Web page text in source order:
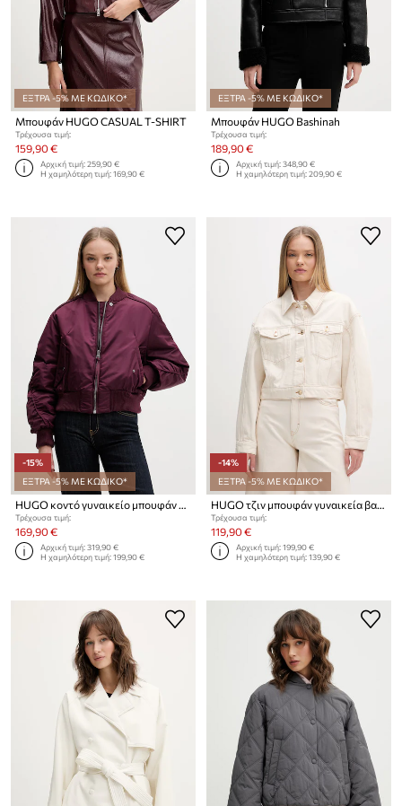
ΕΞΤΡΑ -5% ΜΕ ΚΩΔΙΚΟ*
Μπουφάν HUGO CASUAL T-SHIRT
Τρέχουσα τιμή:
159,90 €
Αρχική τιμή:259,90 €
Η χαμηλότερη τιμή:169,90 €
ΕΞΤΡΑ -5% ΜΕ ΚΩΔΙΚΟ*
Μπουφάν HUGO Bashinah
Τρέχουσα τιμή:
189,90 €
Αρχική τιμή:348,90 €
Η χαμηλότερη τιμή:209,90 €
-15%
ΕΞΤΡΑ -5% ΜΕ ΚΩΔΙΚΟ*
HUGO κοντό γυναικείο μπουφάν Ferida-2
Τρέχουσα τιμή:
169,90 €
Αρχική τιμή:319,90 €
Η χαμηλότερη τιμή:199,90 €
-14%
ΕΞΤΡΑ -5% ΜΕ ΚΩΔΙΚΟ*
HUGO τζιν μπουφάν γυναικεία βαμβακερά Gisolia
Τρέχουσα τιμή:
119,90 €
Αρχική τιμή:199,90 €
Η χαμηλότερη τιμή:139,90 €